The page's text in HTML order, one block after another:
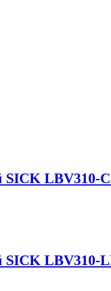
SICK LBV310-
SICK LBV310-